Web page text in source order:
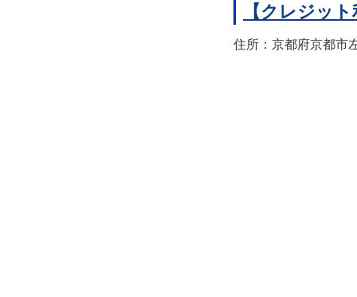
【クレジッ
住所：京都府京都市